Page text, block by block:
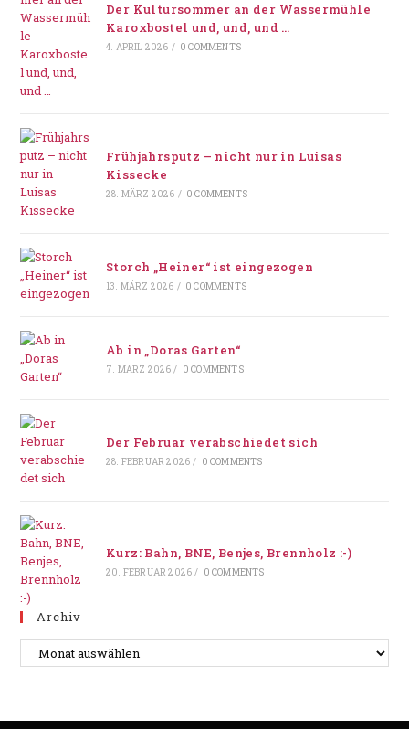
Der Kultursommer an der Wassermühle
Karoxbostel und, und, und …
4. APRIL 2026 / 0 COMMENTS
Frühjahrsputz – nicht nur in Luisas
Kissecke
28. MÄRZ 2026 / 0 COMMENTS
Storch „Heiner“ ist eingezogen
13. MÄRZ 2026 / 0 COMMENTS
Ab in „Doras Garten“
7. MÄRZ 2026 / 0 COMMENTS
Der Februar verabschiedet sich
28. FEBRUAR 2026 / 0 COMMENTS
Kurz: Bahn, BNE, Benjes, Brennholz :-)
20. FEBRUAR 2026 / 0 COMMENTS
Archiv